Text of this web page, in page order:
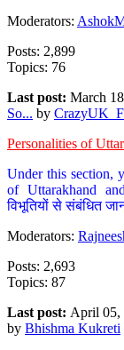
Moderators:
Posts: 2,899
Topics: 76
Last post: March
So... by
Personalities of
Under this section,
of Uttarakhand
विभूतियों से संबंधित
Moderators:
Posts: 2,693
Topics: 87
Last post: April 05,
by Bhishma Kukreti